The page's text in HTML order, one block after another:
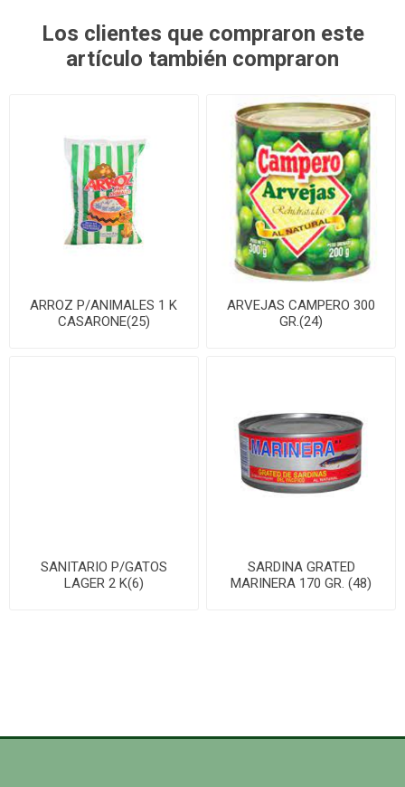
Los clientes que compraron este
artículo también compraron
ARROZ P/ANIMALES 1 K
CASARONE(25)
ARVEJAS CAMPERO 300
GR.(24)
SANITARIO P/GATOS
LAGER 2 K(6)
SARDINA GRATED
MARINERA 170 GR. (48)